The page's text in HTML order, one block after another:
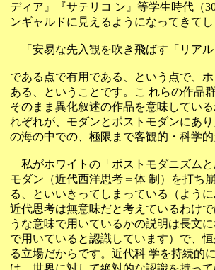
ディア』『サテリコ ン』等学生時代（
ンギャルドに見えるようになってきて
「安易な先入観を吹き飛ばす「リア
である点で有用である、という点で、
ある、ということです。こ れらの作品
そのまま異化叙述の作品を意味してい
れぞれが、モダンとポストモダンにあ
の海の中での、極限まで客観的・科学的
私がホワイトの「ポストモダニズム
モダン（近代西洋思考＝体 制）を打ち
る、といいきってしまっている（よう
近代思考は無意味だと考えているわけ
うな意味で用いているかの説明は長文
で用いていると認識しています）で、
る立場だからです。近代科 学を持続的